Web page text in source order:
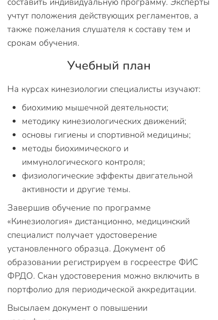
учтут положения действующих регламентов, а
также пожелания слушателя к составу тем и
срокам обучения.
Учебный план
На курсах кинезиологии специалисты изучают:
биохимию мышечной деятельности;
методику кинезиологических движений;
основы гигиены и спортивной медицины;
методы биохимического и
иммунологического контроля;
физиологические эффекты двигательной
активности и другие темы.
Завершив обучение по программе
«Кинезиология» дистанционно, медицинский
специалист получает удостоверение
установленного образца. Документ об
образовании регистрируем в госреестре ФИС
ФРДО. Скан удостоверения можно включить в
портфолио для периодической аккредитации.
Высылаем документ о повышении